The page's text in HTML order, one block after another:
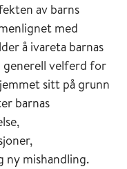
av barns
med
å ivareta barnas
velferd for
sitt på grunn
barnas
ny mishandling.